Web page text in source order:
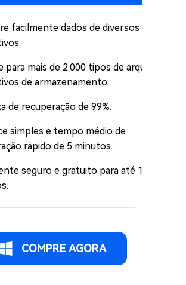
facilmente dados de diversos
para mais de 2.000 tipos de arquivos e
de armazenamento.
de recuperação de 99%.
simples e tempo médio de
rápido de 5 minutos.
seguro e gratuito para até 100 MB
COMPRE AGORA